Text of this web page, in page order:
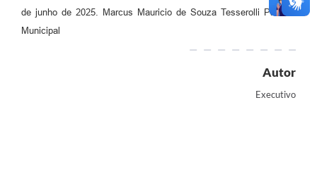
de junho de 2025. Marcus Mauricio de Souza Tesserolli Prefeito
Municipal
Autor
Executivo